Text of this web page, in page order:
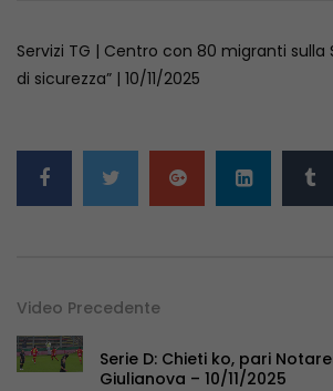
Servizi TG | Centro con 80 migranti sulla
di sicurezza” | 10/11/2025
Video Precedente
Serie D: Chieti ko, pari
Giulianova – 10/11/2025